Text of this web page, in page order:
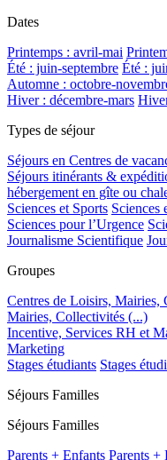
Dates
Printemps : avril-mai
Été : juin-septembre Été :
Automne : octobre-
Hiver : décembre-mars
Types de séjour
Séjours en Centres de
Séjours itinérants &
hébergement en gîte ou
Sciences et Sports Sciences
Sciences pour l’Urgence
Journalisme Scientifique
Groupes
Centres de Loisirs, Mairies,
Mairies, Collectivités (...)
Incentive, Services RH et
Marketing
Stages étudiants Stages
Séjours Familles
Séjours Familles
Parents + Enfants Parents +